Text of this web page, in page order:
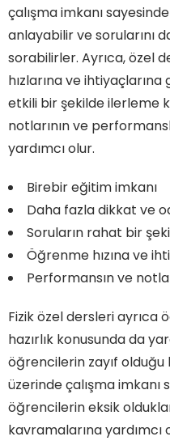
çalışma imkanı
anlayabilir ve sorularını
sorabilirler. Ayrıca, özel
hızlarına ve
etkili bir şekilde ilerleme
notlarının ve
yardımcı olur.
Birebir eğitim imkanı
Daha fazla dikkat ve
Soruların rahat bir
Öğrenme hızına ve
Performansın ve
Fizik özel dersleri ayrıca
hazırlık konusunda da
öğrencilerin zayıf
üzerinde çalışma imkanı
öğrencilerin eksik
kavramalarına